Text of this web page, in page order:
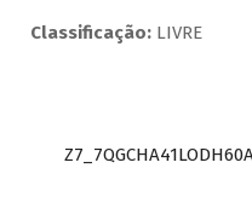
Classificação:LIVRE